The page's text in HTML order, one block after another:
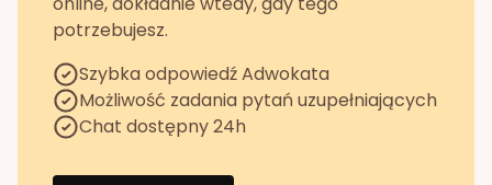
potrzebujesz.
Szybka odpowiedź Adwokata
Możliwość zadania pytań uzupełniających
Chat dostępny 24h